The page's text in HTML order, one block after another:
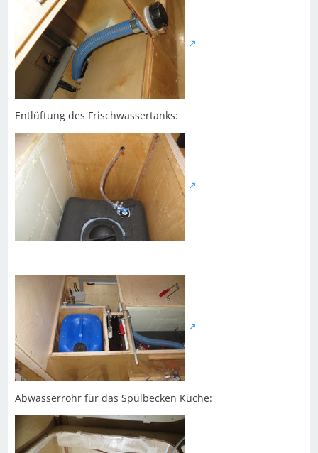
Entlüftung des Frischwassertanks:
Abwasserrohr für das Spülbecken Küche: